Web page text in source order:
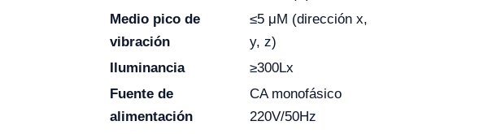
Medio pico de
vibración
≤5 μM (dirección x,
y, z)
Iluminancia
≥300Lx
Fuente de
alimentación
CA monofásico
220V/50Hz